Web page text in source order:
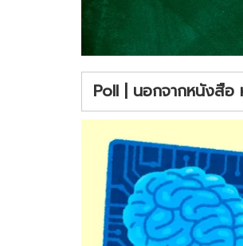
Poll | นอกจากหนังสือ